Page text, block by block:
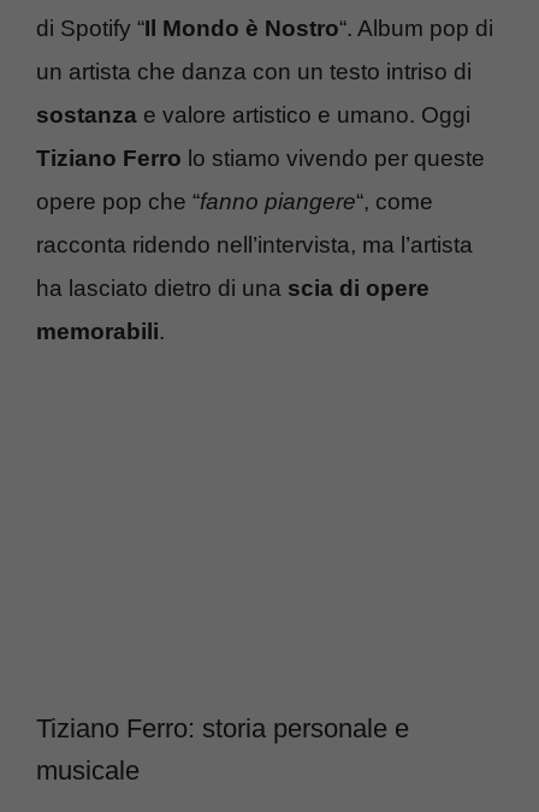
di Spotify “Il Mondo è Nostro“. Album pop di
un artista che danza con un testo intriso di
sostanza e valore artistico e umano. Oggi
Tiziano Ferro lo stiamo vivendo per queste
opere pop che “fanno piangere“, come
racconta ridendo nell’intervista, ma l’artista
ha lasciato dietro di una scia di opere
memorabili.
Tiziano Ferro: storia personale e
musicale